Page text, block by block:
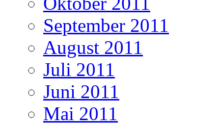
September 2011
August 2011
Juli 2011
Juni 2011
Mai 2011